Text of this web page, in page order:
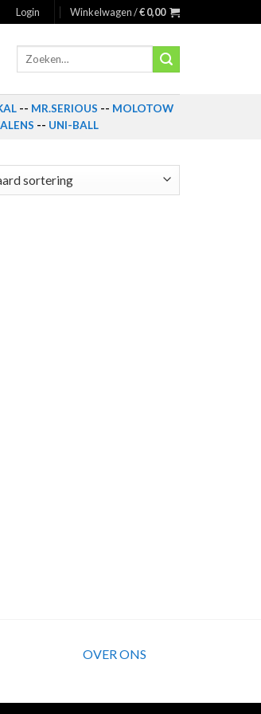
Login Winkelwagen /€0,00
Zoeken
-- MR.SERIOUS -- MOLOTOW
-- UNI-BALL
OVER ONS